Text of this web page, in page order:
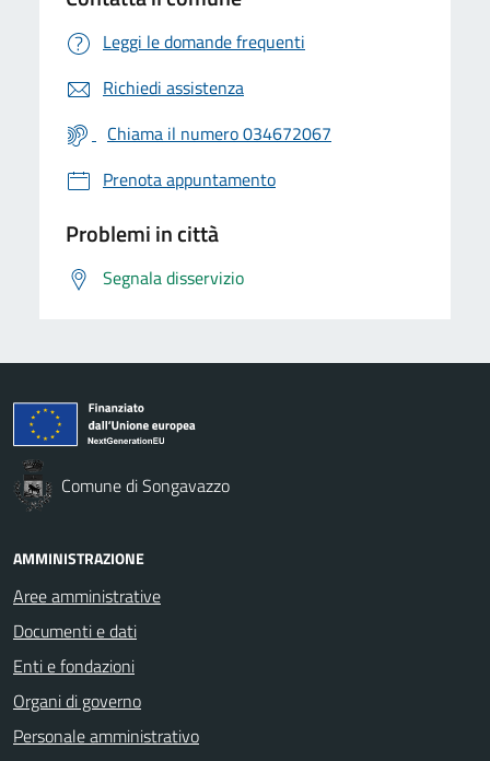
Leggi le domande frequenti
Richiedi assistenza
Chiama il numero 034672067
Prenota appuntamento
Problemi in città
Segnala disservizio
Comune di Songavazzo
AMMINISTRAZIONE
Aree amministrative
Documenti e dati
Enti e fondazioni
Organi di governo
Personale amministrativo